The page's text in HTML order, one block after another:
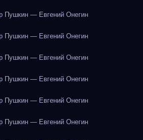
Пушкин — Евгений Онегин
Пушкин — Евгений Онегин
Пушкин — Евгений Онегин
Пушкин — Евгений Онегин
Пушкин — Евгений Онегин
Пушкин — Евгений Онегин